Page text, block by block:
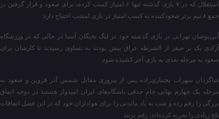
استقلال که در ۷ بازی گذشته تنها ۶ امتیاز کسب کرده، برای صعود و قرار گرفتن در
جمع ۸ تیم برتر صعودکننده به کسب امتیاز در بازی امشب احتیاج دارد.
آبی‌پوشان تهرانی در بازی گذشته خود در لیگ نخبگان آسیا در حالی که در ورزشگاه
آزادی یک بر صفر از الشرطه عراق پیش بودند به تساوی رسیدند تا کارشان برای
صعود به مرحله بعدی به بازی آخر کشیده شود.
شاگردان سهراب بختیاری‌زاده پس از پیروزی مقابل شمس آذر قزوین و صعود به
مرحله یک چهارم نهایی جام حذفی باشگاه‌های ایران امیدوار هستند در دوحه اتفاق
بزرگی را رقم زده و شب به یاد ماندنی را برای هواداران خود که در این فصل اتفاقات
تلخ زیادی را تجربه کرده‌اند، رقم بزنند.